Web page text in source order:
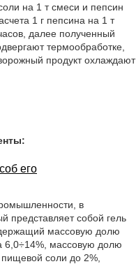
на 1 т смеси и пепсин
1 г пепсина на 1 т
далее полученный
термообработке,
продукт охлаждают
его
в
представляет собой гель
массовую долю
6,0÷14%, массовую долю
соли до 2%,